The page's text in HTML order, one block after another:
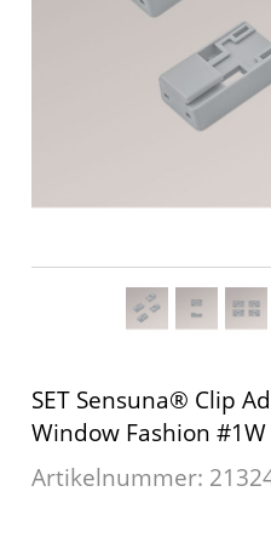
Outdoor-Plissees
Plissee mit
Plissee günstig
Plissee Modelle
Plissee
Plissee
Zubehör /
Rollo
SET Sensuna® Clip
Window Fashion #1W
Artikelnummer: